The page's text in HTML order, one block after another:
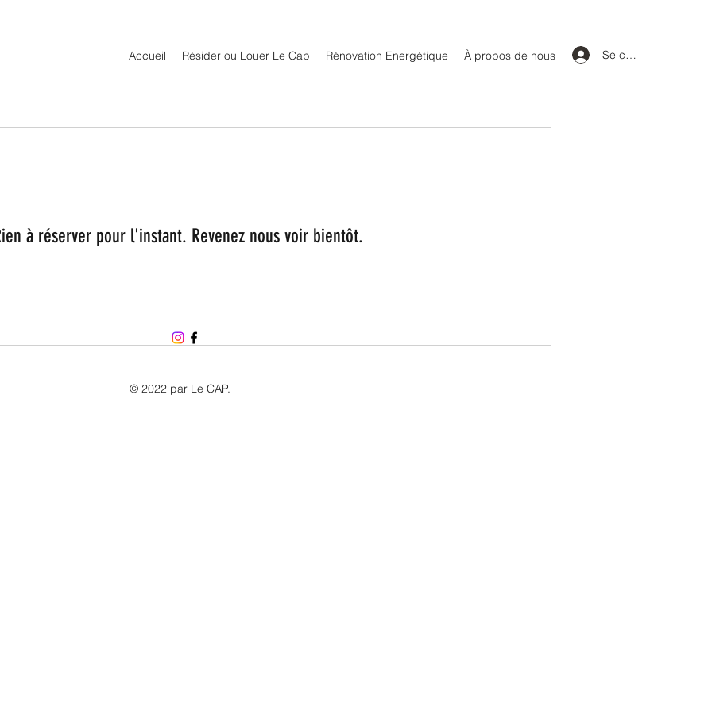
Se connecter
Accueil Résider ou Louer Le Cap Rénovation Energétique À propos de nous
à réserver pour l'instant. Revenez nous voir bientôt.
© 2022 par Le CAP.